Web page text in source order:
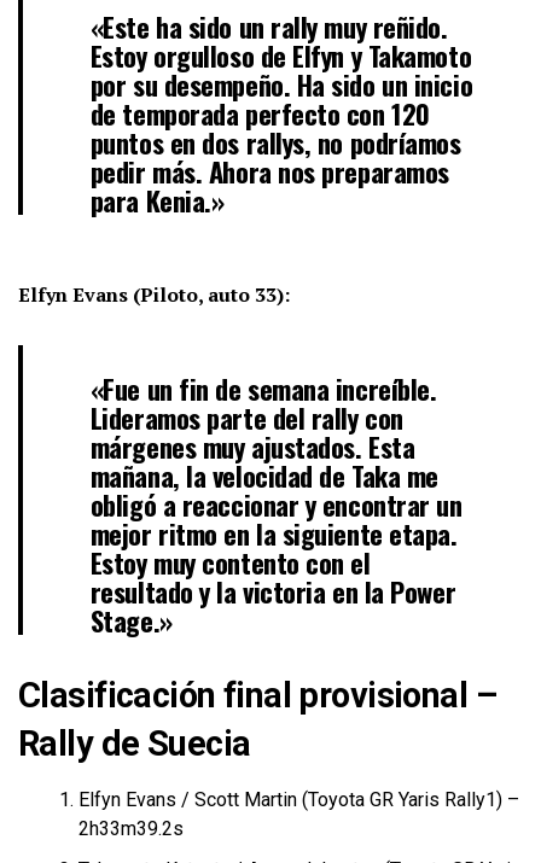
«Este ha sido un rally muy reñido.
Estoy orgulloso de Elfyn y Takamoto
por su desempeño. Ha sido un inicio
de temporada perfecto con 120
puntos en dos rallys, no podríamos
pedir más. Ahora nos preparamos
para Kenia.»
Elfyn Evans (Piloto, auto 33):
«Fue un fin de semana increíble.
Lideramos parte del rally con
márgenes muy ajustados. Esta
mañana, la velocidad de Taka me
obligó a reaccionar y encontrar un
mejor ritmo en la siguiente etapa.
Estoy muy contento con el
resultado y la victoria en la Power
Stage.»
Clasificación final provisional –
Rally de Suecia
Elfyn Evans / Scott Martin (Toyota GR Yaris Rally1) –
2h33m39.2s